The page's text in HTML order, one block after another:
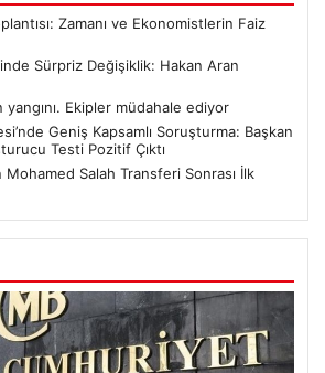
Zamanı ve Ekonomistlerin Faiz
Sürpriz Değişiklik: Hakan Aran
yangını. Ekipler müdahale ediyor
Geniş Kapsamlı Soruşturma: Başkan
Testi Pozitif Çıktı
Mohamed Salah Transferi Sonrası İlk